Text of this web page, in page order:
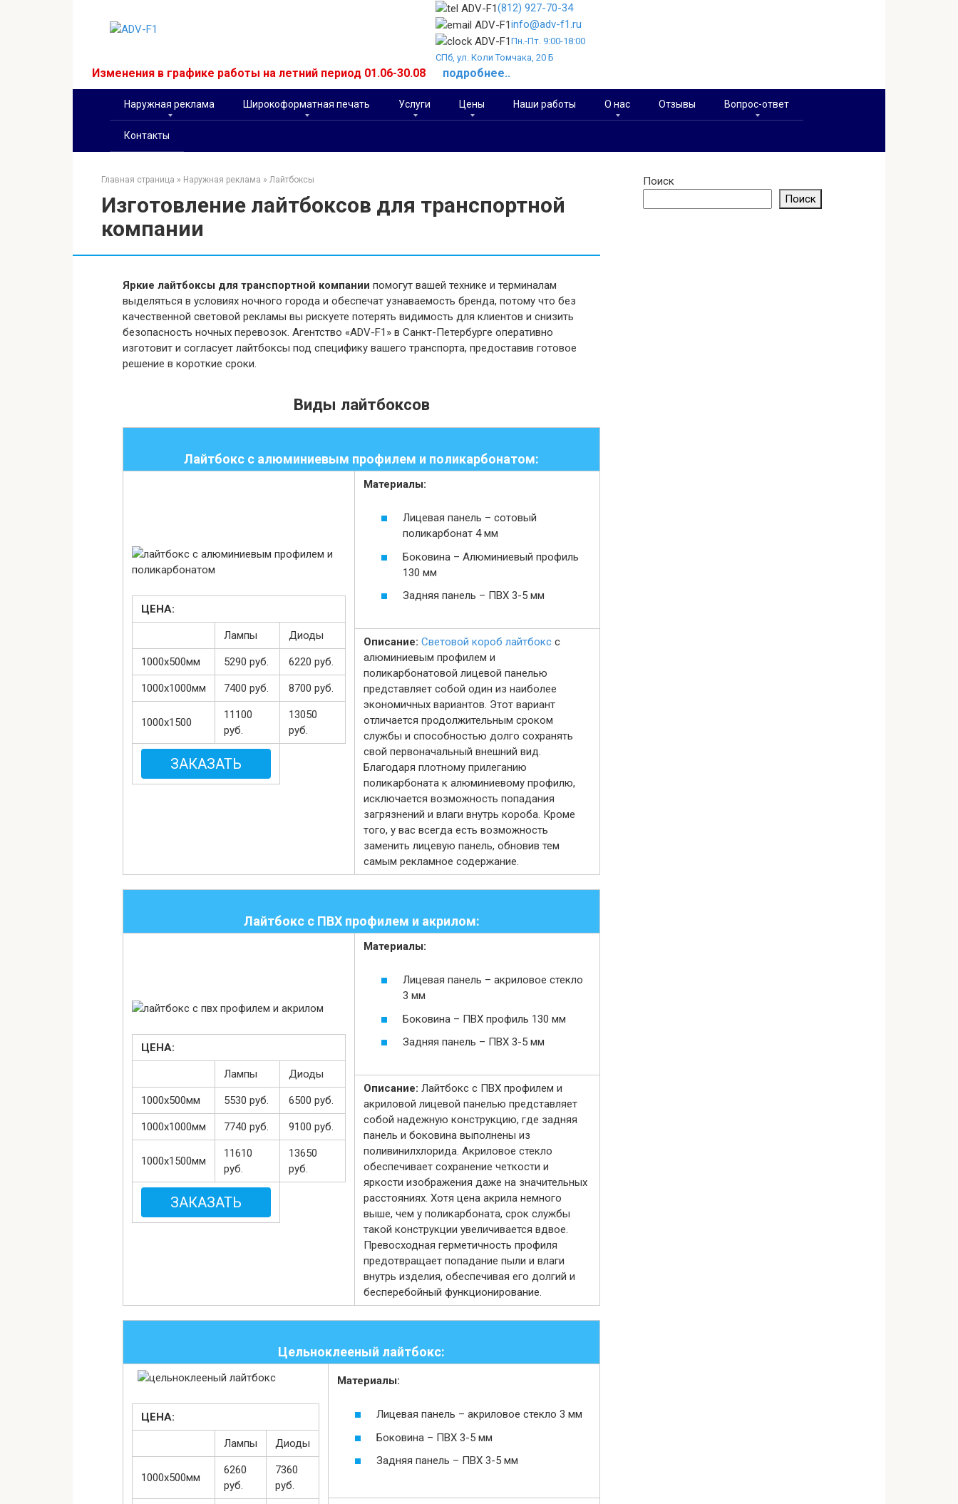
(812) 927-70-34
info@adv-f1.ru
Пн.-Пт. 9:00-18:00
СПб, ул. Коли Томчака, 20 Б
Изменения в графике работы на летний период 01.06-30.08 подробнее..
Наружная реклама Широкоформатная печать Услуги Цены Наши работы О нас Отзывы Вопрос-ответ
Контакты
Главная страница » Наружная реклама » Лайтбоксы
Изготовление лайтбоксов для транспортной
компании
Яркие лайтбоксы для транспортной компании помогут вашей технике и терминалам
выделяться в условиях ночного города и обеспечат узнаваемость бренда, потому что без
качественной световой рекламы вы рискуете потерять видимость для клиентов и снизить
безопасность ночных перевозок. Агентство «ADV-F1» в Санкт-Петербурге оперативно
изготовит и согласует лайтбоксы под специфику вашего транспорта, предоставив готовое
решение в короткие сроки.
Виды лайтбоксов
Лайтбокс с алюминиевым профилем и поликарбонатом:
ЦЕНА:
Лампы Диоды
1000х500мм 5290 руб. 6220 руб.
1000х1000мм 7400 руб. 8700 руб.
1000х1500
11100
руб.
13050
руб.
ЗАКАЗАТЬ
Материалы:
Лицевая панель – сотовый
поликарбонат 4 мм
Боковина – Алюминиевый профиль
130 мм
Задняя панель – ПВХ 3-5 мм
Описание: Световой короб лайтбокс с
алюминиевым профилем и
поликарбонатовой лицевой панелью
представляет собой один из наиболее
экономичных вариантов. Этот вариант
отличается продолжительным сроком
службы и способностью долго сохранять
свой первоначальный внешний вид.
Благодаря плотному прилеганию
поликарбоната к алюминиевому профилю,
исключается возможность попадания
загрязнений и влаги внутрь короба. Кроме
того, у вас всегда есть возможность
заменить лицевую панель, обновив тем
самым рекламное содержание.
Лайтбокс с ПВХ профилем и акрилом:
ЦЕНА:
Лампы Диоды
1000х500мм 5530 руб. 6500 руб.
1000х1000мм 7740 руб. 9100 руб.
1000х1500мм
11610
руб.
13650
руб.
ЗАКАЗАТЬ
Материалы:
Лицевая панель – акриловое стекло
3 мм
Боковина – ПВХ профиль 130 мм
Задняя панель – ПВХ 3-5 мм
Описание: Лайтбокс с ПВХ профилем и
акриловой лицевой панелью представляет
собой надежную конструкцию, где задняя
панель и боковина выполнены из
поливинилхлорида. Акриловое стекло
обеспечивает сохранение четкости и
яркости изображения даже на значительных
расстояниях. Хотя цена акрила немного
выше, чем у поликарбоната, срок службы
такой конструкции увеличивается вдвое.
Превосходная герметичность профиля
предотвращает попадание пыли и влаги
внутрь изделия, обеспечивая его долгий и
бесперебойный функционирование.
Цельноклееный лайтбокс:
ЦЕНА:
Лампы Диоды
1000х500мм
6260
руб.
7360
руб.
Материалы:
Лицевая панель – акриловое стекло 3 мм
Боковина – ПВХ 3-5 мм
Задняя панель – ПВХ 3-5 мм
Поиск
Поиск